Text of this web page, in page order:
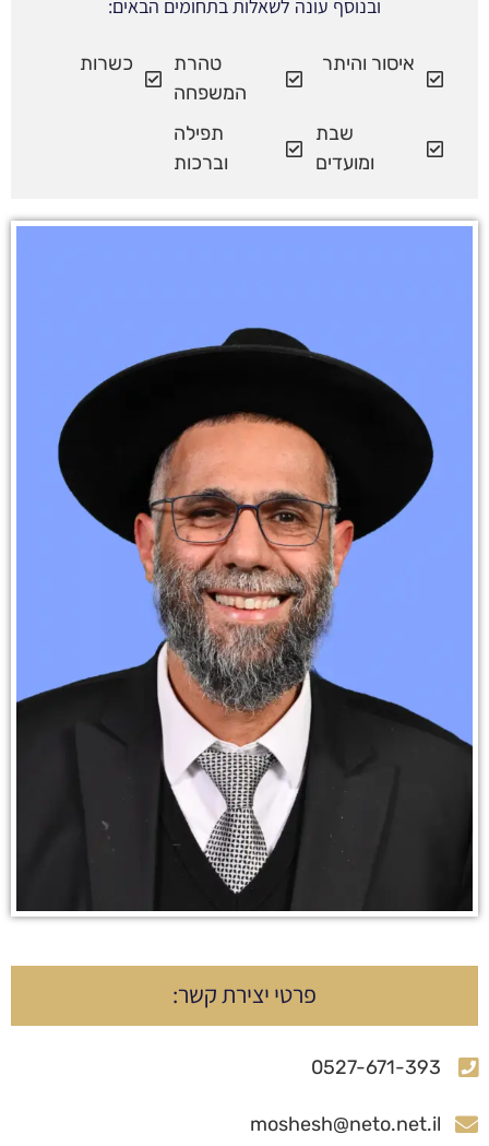
ובנוסף עונה לשאלות בתחומים הבאים:
איסור והיתר
טהרת
המשפחה
כשרות
שבת
ומועדים
תפילה
וברכות
פרטי יצירת קשר:
0527-671-393
moshesh@neto.net.il